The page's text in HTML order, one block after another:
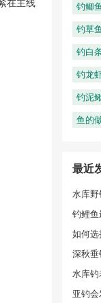
在主线 钓鲫
钓草
钓白
钓龙
钓泥
鱼的
最近
水库
钓鲤
如何
深秋
水库
亚钓